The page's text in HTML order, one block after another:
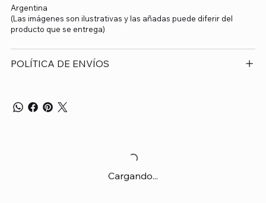
Argentina
(Las imágenes son ilustrativas y las añadas puede diferir del
producto que se entrega)
POLÍTICA DE ENVÍOS
Cargando...